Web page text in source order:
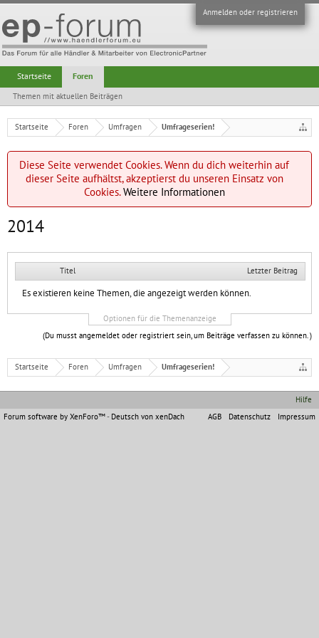
Anmelden oder registrieren
Startseite Foren Umfragen Umfrageserien!
Diese Seite verwendet Cookies. Wenn du dich weiterhin auf
dieser Seite aufhältst, akzeptierst du unseren Einsatz von
Cookies.Weitere Informationen
2014
Titel Letzter Beitrag
Es existieren keine Themen, die angezeigt werden können.
Optionen für die Themenanzeige
(Du musst angemeldet oder registriert sein, um Beiträge verfassen zu können. )
Startseite Foren Umfragen Umfrageserien!
Startseite Foren
Themen mit aktuellen Beiträgen
Hilfe
AGB
Datenschutz Impressum
Forum software by XenForo™- Deutsch von xenDach